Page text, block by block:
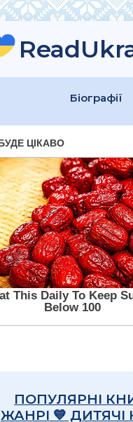
Біографії
ПОПУЛЯРНІ
ЖАНРІ 💙 ДИТЯЧІ